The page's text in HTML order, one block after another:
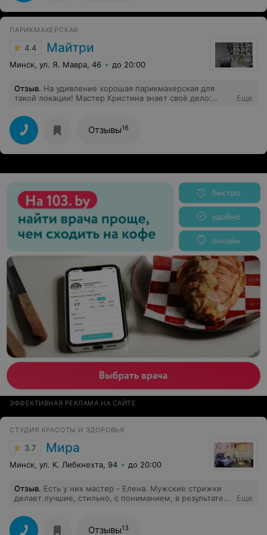
неприятно такое отношение, совершенно не ценят
время и планы клиентов.
ПАРИКМАХЕРСКАЯ
4.4 Майтри
Минск, ул. Я. Мавра, 46 до 20:00
Отзыв. На удивление хорошая парикмахерская для
такой локации! Мастер Кристина знает своё дело:
Еще
Отзывы16
ЭФФЕКТИВНАЯ РЕКЛАМА НА САЙТЕ
СТУДИЯ КРАСОТЫ И ЗДОРОВЬЯ
3.7 Мира
Минск, ул. К. Либкнехта, 94 до 20:00
Отзыв. Есть у них мастер - Елена. Мужские стрижки
делает лучшие, стильно, с пониманием, в результате
постоянный клиент.
Еще
Отзывы13